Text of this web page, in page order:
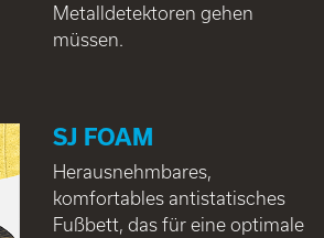
Metalldetektoren gehen
müssen.
SJ FOAM
Herausnehmbares,
komfortables antistatisches
Fußbett, das für eine optimale